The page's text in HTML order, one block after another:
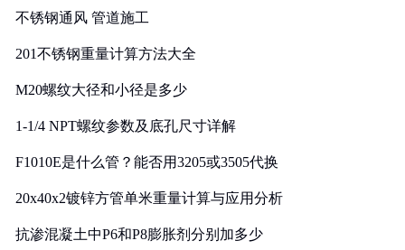
不锈钢通风 管道施工
201不锈钢重量计算方法大全
M20螺纹大径和小径是多少
1-1/4 NPT螺纹参数及底孔尺寸详解
F1010E是什么管？能否用3205或3505代换
20x40x2镀锌方管单米重量计算与应用分析
抗渗混凝土中P6和P8膨胀剂分别加多少